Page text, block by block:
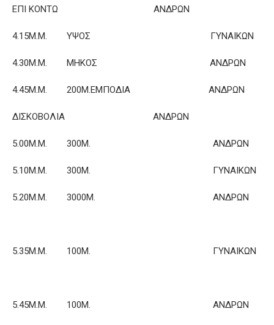
ΕΠΙ ΚΟΝΤΩ ΑΝΔΡΩΝ
4.15Μ.Μ. ΥΨΟΣ ΓΥΝΑΙΚΩΝ
4.30Μ.Μ. ΜΗΚΟΣ ΑΝΔΡΩΝ
4.45Μ.Μ. 200Μ.ΕΜΠΟΔΙΑ ΑΝΔΡΩΝ
ΔΙΣΚΟΒΟΛΙΑ ΑΝΔΡΩΝ
5.00Μ.Μ. 300Μ. ΑΝΔΡΩΝ
5.10Μ.Μ. 300Μ. ΓΥΝΑΙΚΩΝ
5.20Μ.Μ. 3000Μ. ΑΝΔΡΩΝ
5.35Μ.Μ. 100Μ. ΓΥΝΑΙΚΩΝ
5.45Μ.Μ. 100Μ. ΑΝΔΡΩΝ